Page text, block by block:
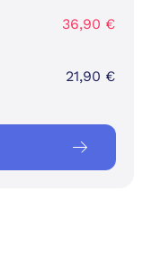
36,90 €
21,90 €